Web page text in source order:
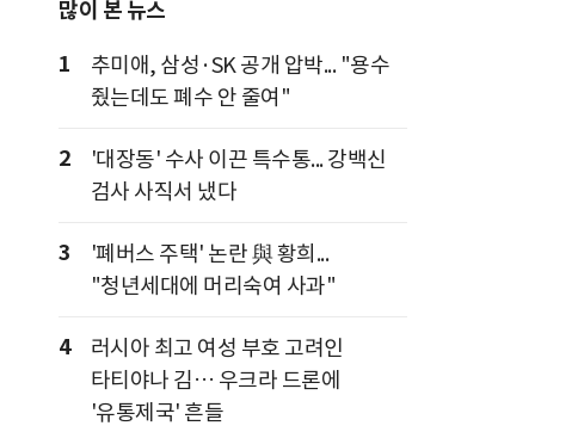
많이 본 뉴스
1
추미애, 삼성·SK 공개 압박... "용수
줬는데도 폐수 안 줄여"
2
'대장동' 수사 이끈 특수통... 강백신
검사 사직서 냈다
3
'폐버스 주택' 논란 與 황희...
"청년세대에 머리숙여 사과"
4
러시아 최고 여성 부호 고려인
타티야나 김… 우크라 드론에
'유통제국' 흔들